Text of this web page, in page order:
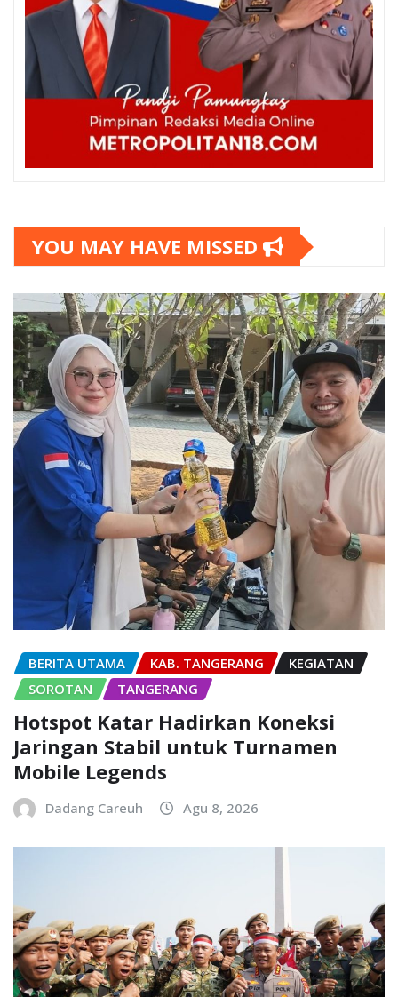
YOU MAY HAVE MISSED
BERITA UTAMA KAB. TANGERANG
KEGIATAN
SOROTAN
TANGERANG
Hotspot Katar Hadirkan Koneksi
Jaringan Stabil untuk Turnamen
Mobile Legends
Dadang Careuh Agu 8, 2026